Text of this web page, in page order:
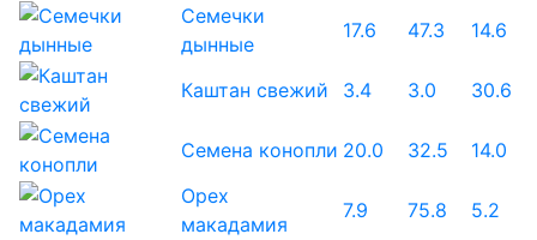
Семечки
дынные
17.6 47.3 14.6
Каштан свежий 3.4 3.0 30.6
Семена конопли 20.0 32.5
14.0
Орех
макадамия
7.9 75.8
5.2